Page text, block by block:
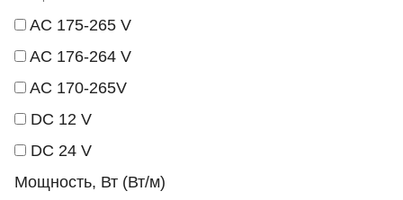
AC 175-265 V
AC 176-264 V
AC 170-265V
DC 12 V
DC 24 V
Мощность, Вт (Вт/м)